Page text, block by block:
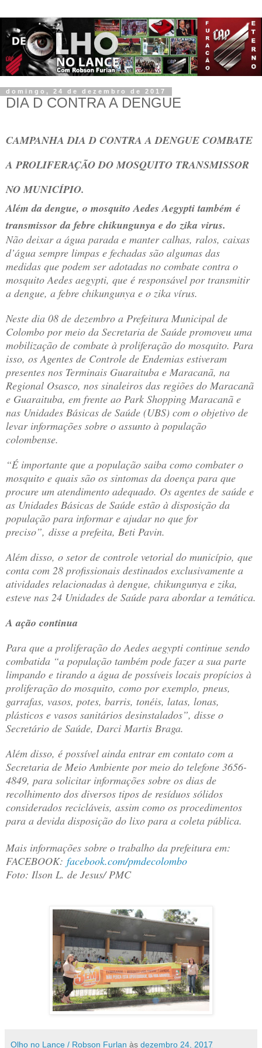
domingo, 24 de dezembro de 2017
DIA D CONTRA A DENGUE
CAMPANHA DIA D CONTRA A DENGUE COMBATE
A PROLIFERAÇÃO DO MOSQUITO TRANSMISSOR
NO MUNICÍPIO.
Além da dengue, o mosquito Aedes Aegypti também é
transmissor da febre chikungunya e do zika virus.
Não deixar a água parada e manter calhas, ralos, caixas
d’água sempre limpas e fechadas são algumas das
medidas que podem ser adotadas no combate contra o
mosquito Aedes aegypti, que é responsável por transmitir
a dengue, a febre chikungunya e o zika vírus.
Neste dia 08 de dezembro a Prefeitura Municipal de
Colombo por meio da Secretaria de Saúde promoveu uma
mobilização de combate à proliferação do mosquito. Para
isso, os Agentes de Controle de Endemias estiveram
presentes nos Terminais Guaraituba e Maracanã, na
Regional Osasco, nos sinaleiros das regiões do Maracanã
e Guaraituba, em frente ao Park Shopping Maracanã e
nas Unidades Básicas de Saúde (UBS) com o objetivo de
levar informações sobre o assunto à população
colombense.
“É importante que a população saiba como combater o
mosquito e quais são os sintomas da doença para que
procure um atendimento adequado. Os agentes de saúde e
as Unidades Básicas de Saúde estão à disposição da
população para informar e ajudar no que for
preciso”, disse a prefeita, Beti Pavin.
Além disso, o setor de controle vetorial do município, que
conta com 28 profissionais destinados exclusivamente a
atividades relacionadas à dengue, chikungunya e zika,
esteve nas 24 Unidades de Saúde para abordar a temática.
A ação continua
Para que a proliferação do Aedes aegypti continue sendo
combatida “a população também pode fazer a sua parte
limpando e tirando a água de possíveis locais propícios à
proliferação do mosquito, como por exemplo, pneus,
garrafas, vasos, potes, barris, tonéis, latas, lonas,
plásticos e vasos sanitários desinstalados”, disse o
Secretário de Saúde, Darci Martis Braga.
Além disso, é possível ainda entrar em contato com a
Secretaria de Meio Ambiente por meio do telefone 3656-
4849, para solicitar informações sobre os dias de
recolhimento dos diversos tipos de resíduos sólidos
considerados recicláveis, assim como os procedimentos
para a devida disposição do lixo para a coleta pública.
Mais informações sobre o trabalho da prefeitura em:
FACEBOOK: facebook.com/pmdecolombo
Foto: Ilson L. de Jesus/ PMC
Olho no Lance / Robson Furlan às dezembro 24, 2017